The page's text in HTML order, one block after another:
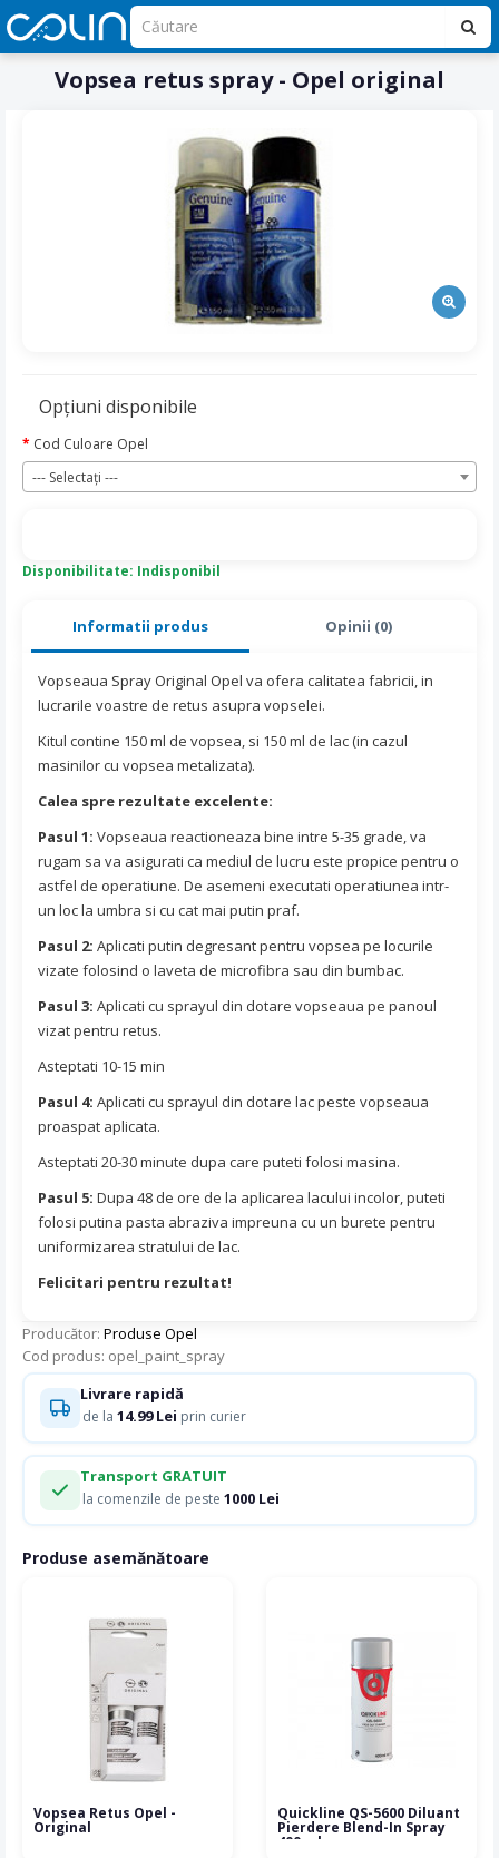
Vopsea retus spray - Opel original
Informatii produs Opinii (0)
Vopseaua Spray Original Opel va ofera calitatea fabricii, in
lucrarile voastre de retus asupra vopselei.
Kitul contine 150 ml de vopsea, si 150 ml de lac (in cazul
masinilor cu vopsea metalizata).
Calea spre rezultate excelente:
Pasul 1: Vopseaua reactioneaza bine intre 5-35 grade, va
rugam sa va asigurati ca mediul de lucru este propice pentru o
astfel de operatiune. De asemeni executati operatiunea intr-
un loc la umbra si cu cat mai putin praf.
Pasul 2: Aplicati putin degresant pentru vopsea pe locurile
vizate folosind o laveta de microfibra sau din bumbac.
Pasul 3: Aplicati cu sprayul din dotare vopseaua pe panoul
vizat pentru retus.
Asteptati 10-15 min
Pasul 4: Aplicati cu sprayul din dotare lac peste vopseaua
proaspat aplicata.
Asteptati 20-30 minute dupa care puteti folosi masina.
Pasul 5: Dupa 48 de ore de la aplicarea lacului incolor, puteti
folosi putina pasta abraziva impreuna cu un burete pentru
uniformizarea stratului de lac.
Felicitari pentru rezultat!
Producător: Produse Opel
Cod produs: opel_paint_spray
Disponibilitate: Indisponibil
Opţiuni disponibile
Cod Culoare Opel
--- Selectaţi ---
Produse asemănătoare
Vopsea Retus Opel -
Original
Quickline QS-5600 Diluant
Pierdere Blend-In Spray
400 ml
Livrare rapidă
de la 14.99 Lei prin curier
Transport GRATUIT
la comenzile de peste 1000 Lei